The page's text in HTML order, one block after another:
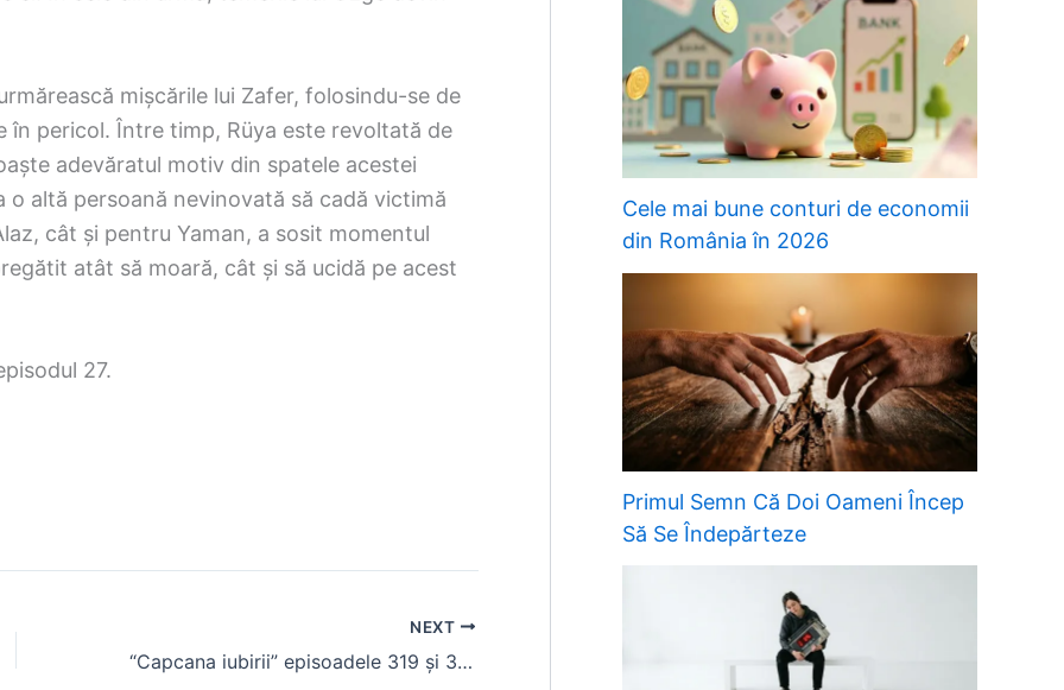
mișcările lui Zafer, folosindu-se de
în pericol. Între timp, Rüya este revoltată de
adevăratul motiv din spatele acestei
altă persoană nevinovată să cadă victimă
cât și pentru Yaman, a sosit momentul
atât să moară, cât și să ucidă pe acest
27.
NEXT
“Capcana iubirii” episoadele 319 și 320, rezumat
Cele mai bune conturi de economii
din România în 2026
Primul Semn Că Doi Oameni Încep
Să Se Îndepărteze